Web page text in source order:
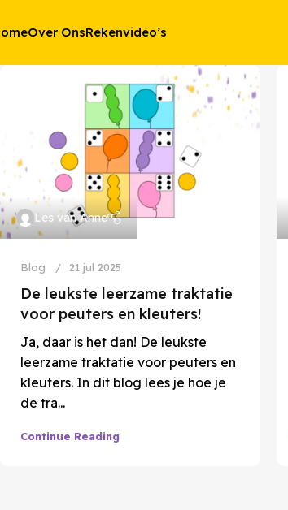
Over OnsRekenvideo’s
Les van Anne
Blog 21 jul 2025
De leukste leerzame traktatie
voor peuters en kleuters!
Ja, daar is het dan! De leukste
leerzame traktatie voor peuters en
kleuters. In dit blog lees je hoe je
de tra...
Continue Reading